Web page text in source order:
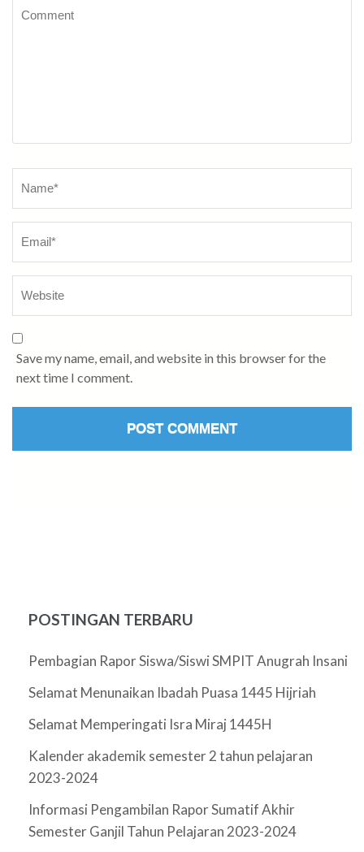
Save my name, email, and website in this browser for the
next time I comment.
POSTINGAN TERBARU
Pembagian Rapor Siswa/Siswi SMPIT Anugrah Insani
Selamat Menunaikan Ibadah Puasa 1445 Hijriah
Selamat Memperingati Isra Miraj 1445H
Kalender akademik semester 2 tahun pelajaran
2023-2024
Informasi Pengambilan Rapor Sumatif Akhir
Semester Ganjil Tahun Pelajaran 2023-2024